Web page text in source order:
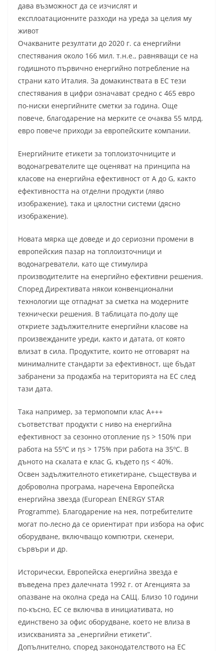
дава възможност да се изчислят и
експлоатационните разходи на уреда за целия му
живот
Очакваните резултати до 2020 г. са енергийни
спестявания около 166 мил. т.н.е., равняващи се на
годишното първично енергийно потребление на
страни като Италия. За домакинствата в ЕС тези
спестявания в цифри означават средно с 465 евро
по-ниски енергийните сметки за година. Още
повече, благодарение на мерките се очаква 55 млрд.
евро повече приходи за европейските компании.
Енергийните етикети за топлоизточниците и
водонагревателите ще оценяват на принципа на
класове на енергийна ефективност от A до G, както
ефективността на отделни продукти (ляво
изображение), така и цялостни системи (дясно
изображение).
Новата мярка ще доведе и до сериозни промени в
европейския пазар на топлоизточници и
водонагреватели, като ще стимулира
производителите на енергийно ефективни решения.
Според Директивата някои конвенционални
технологии ще отпаднат за сметка на модерните
технически решения. В таблицата по-долу ще
откриете задължителните енергийни класове на
произвежданите уреди, както и датата, от която
влизат в сила. Продуктите, които не отговарят на
минималните стандарти за ефективност, ще бъдат
забранени за продажба на територията на ЕС след
тази дата.
Така например, за термопомпи клас A+++
съответстват продукти с ниво на енергийна
ефективност за сезонно отопление ηs > 150% при
работа на 55ºC и ηs > 175% при работа на 35ºC. В
дъното на скалата е клас G, където ηs < 40%.
Освен задължителното етикетиране, съществува и
доброволна програма, наречена Европейска
енергийна звезда (European ENERGY STAR
Programme). Благодарение на нея, потребителите
могат по-лесно да се ориентират при избора на офис
оборудване, включващо компютри, скенери,
сървъри и др.
Исторически, Европейска енергийна звезда е
въведена през далечната 1992 г. от Агенцията за
опазване на околна среда на САЩ. Близо 10 години
по-късно, ЕС се включва в инициативата, но
единствено за офис оборудване, което не влиза в
изискванията за „енергийни етикети”.
Допълнително, според законодателството на ЕС